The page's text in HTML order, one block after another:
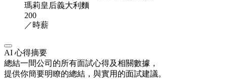
瑪莉皇后義大利麵
200
／時薪
AI 心得摘要
總結一間公司的所有面試心得及相關數據，
提供你簡要明瞭的總結，與實用的面試建議。